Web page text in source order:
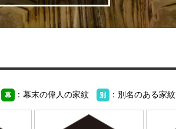
幕 ：幕末の偉人の家紋 別 ：別名のある家紋